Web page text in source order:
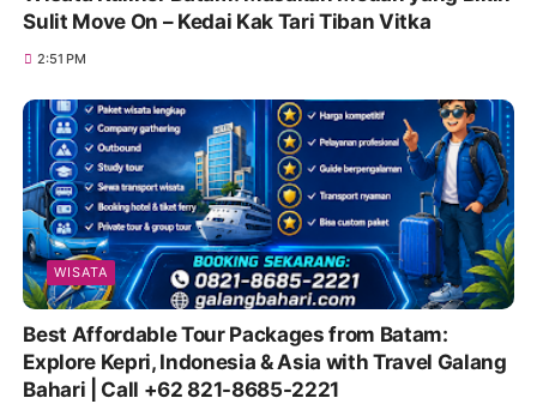
Sulit Move On – Kedai Kak Tari Tiban Vitka
2:51 PM
WISATA
Best Affordable Tour Packages from Batam:
Explore Kepri, Indonesia & Asia with Travel Galang
Bahari | Call +62 821-8685-2221